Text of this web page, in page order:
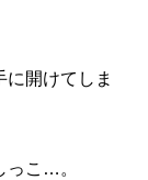
開けてしま
っこ…。